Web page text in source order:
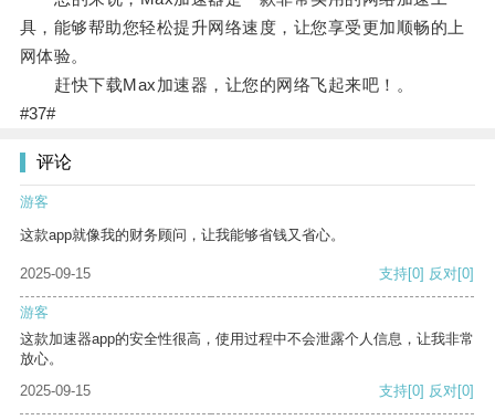
具，能够帮助您轻松提升网络速度，让您享受更加顺畅的上
网体验。
赶快下载Max加速器，让您的网络飞起来吧！。
#37#
评论
游客
这款app就像我的财务顾问，让我能够省钱又省心。
2025-09-15 支持[0] 反对[0]
游客
这款加速器app的安全性很高，使用过程中不会泄露个人信息，让我非常
放心。
2025-09-15
支持[0] 反对[0]